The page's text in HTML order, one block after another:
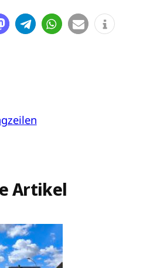
Artikel